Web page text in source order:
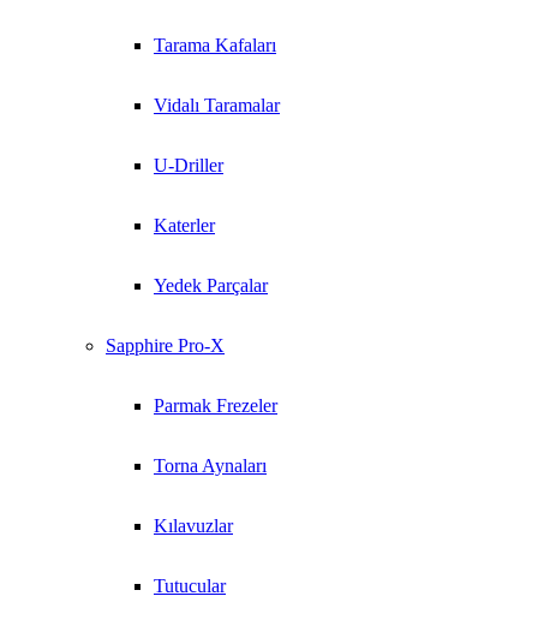
Tarama Kafaları
Vidalı Taramalar
U-Driller
Katerler
Yedek Parçalar
Sapphire Pro-X
Parmak Frezeler
Torna Aynaları
Kılavuzlar
Tutucular